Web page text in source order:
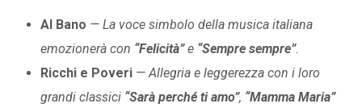
Al Bano — La voce simbolo della musica italiana
emozionerà con “Felicità”e “Sempre sempre”.
Ricchi e Poveri — Allegria e leggerezza con i loro
grandi classici “Sarà perché ti amo”, “Mamma Maria”